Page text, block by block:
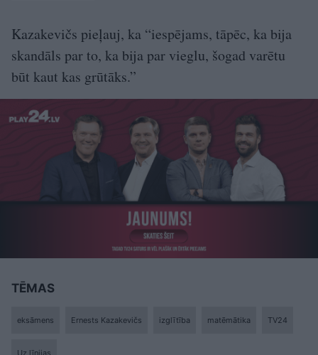
Kazakevičs pieļauj, ka “iespējams, tāpēc, ka bija
skandāls par to, ka bija par vieglu, šogad varētu
būt kaut kas grūtāks.”
TĒMAS
eksāmens Ernests Kazakevičs izglītība matēmātika TV24
Uz līnijas